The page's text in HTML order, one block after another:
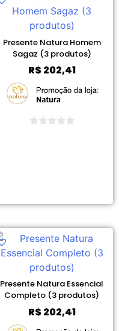
Presente Natura Homem
Sagaz (3 produtos)
R$202,41
Presente Natura Essencial
Completo (3 produtos)
R$202,41